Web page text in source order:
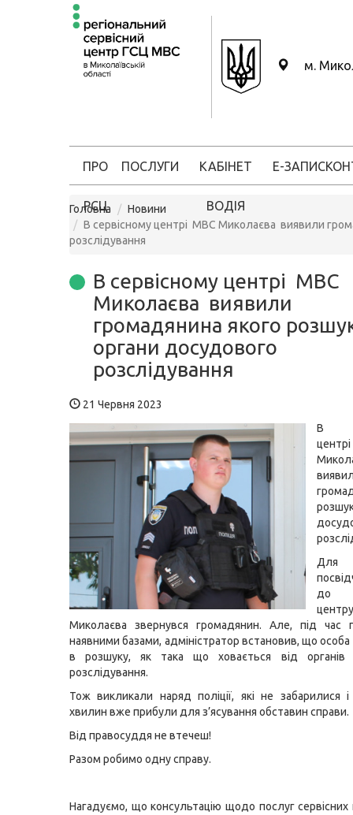
м.
ПРО
РСЦ
ПОСЛУГИ КАБІНЕТ
ВОДІЯ
Е-ЗАПИС
Головна
Новини
В сервісному центрі МВС Миколаєва виявили
розслідування
В сервісному центрі МВС
Миколаєва виявили
громадянина якого
органи досудового
розслідування
21 Червня 2023
В
Для
до
Миколаєва звернувся громадянин. Але, під час
наявними базами, адміністратор встановив, що
в розшуку, як така що ховається від органів
розслідування.
Тож викликали наряд поліції, які не забарилися
хвилин вже прибули для з’ясування обставин справи.
Від правосуддя не втечеш!
Разом робимо одну справу.
Нагадуємо, що консультацію щодо послуг